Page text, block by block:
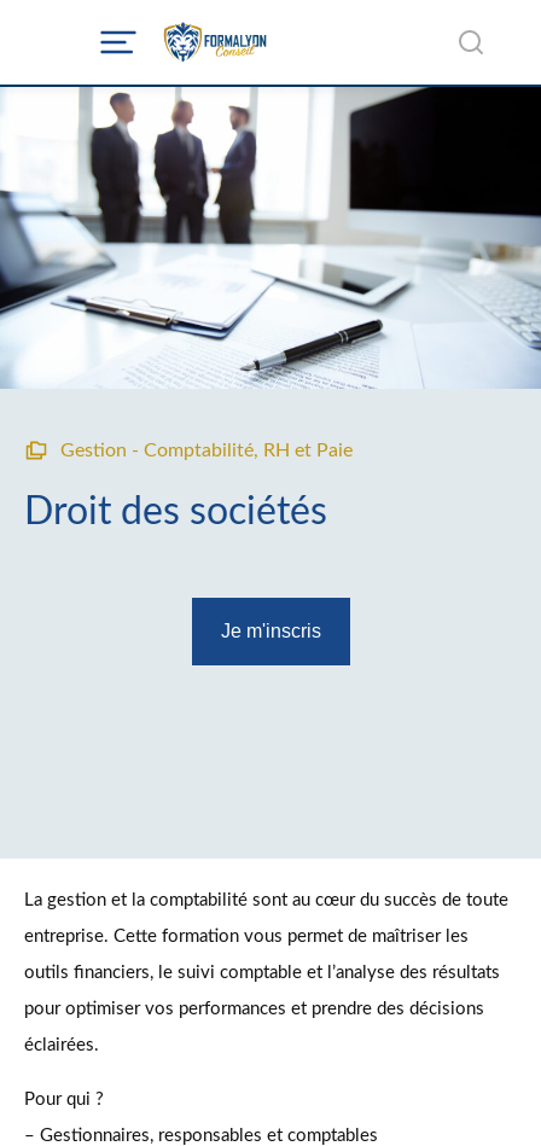
Gestion - Comptabilité, RH et Paie
Droit des sociétés
Je m'inscris
La gestion et la comptabilité sont au cœur du succès de toute
entreprise. Cette formation vous permet de maîtriser les
outils financiers, le suivi comptable et l’analyse des résultats
pour optimiser vos performances et prendre des décisions
éclairées.
Pour qui ?
– Gestionnaires, responsables et comptables